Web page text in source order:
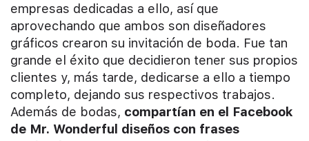
empresas dedicadas a ello, así que
aprovechando que ambos son diseñadores
gráficos crearon su invitación de boda. Fue tan
grande el éxito que decidieron tener sus propios
clientes y, más tarde, dedicarse a ello a tiempo
completo, dejando sus respectivos trabajos.
Además de bodas, compartían en el Facebook
de Mr. Wonderful diseños con frases